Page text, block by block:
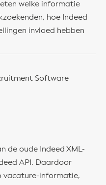
welke informatie
hoe Indeed
invloed hebben
Software
de oude Indeed XML-
API. Daardoor
vacature-informatie,